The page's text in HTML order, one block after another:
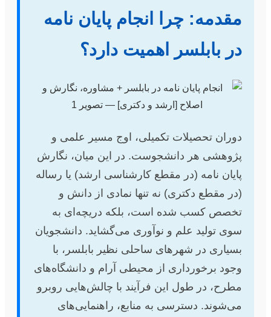
مقدمه: چرا انجام پایان نامه
در بابلسر اهمیت دارد؟
دوران تحصیلات تکمیلی، اوج مسیر علمی و
پژوهشی هر دانشجوست. در این میان، نگارش
پایان نامه (در مقطع کارشناسی ارشد) یا رساله
(در مقطع دکتری) نه تنها نمادی از دانش و
تخصص کسب شده است، بلکه دریچه‌ای به
سوی تولید علم و نوآوری می‌گشاید. دانشجویان
بسیاری در شهرهای ساحلی نظیر بابلسر، با
وجود برخورداری از محیطی آرام و دانشگاه‌های
مطرح، در طول این فرآیند با چالش‌هایی روبرو
می‌شوند. دسترسی به منابع، راهنمایی‌های